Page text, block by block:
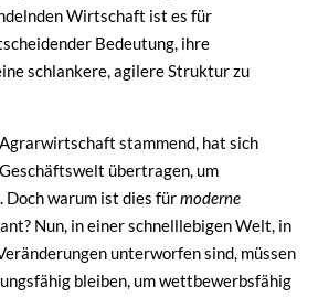
Wirtschaft ist es für
Bedeutung, ihre
schlankere, agilere Struktur zu
stammend, hat sich
übertragen, um
Doch warum ist dies fürmoderne
Nun, in einer schnelllebigen Welt, in
unterworfen sind, müssen
bleiben, um wettbewerbsfähig